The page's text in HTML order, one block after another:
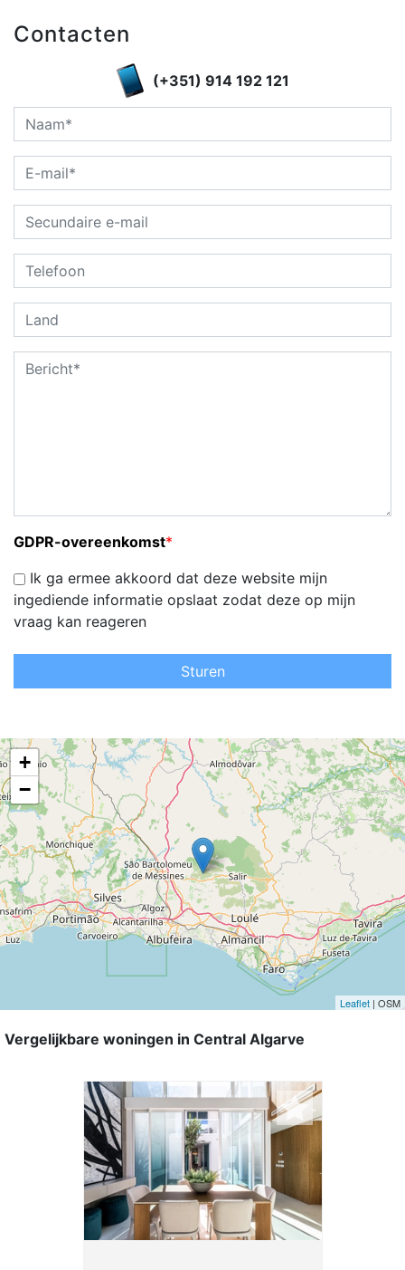
Contacten
(+351) 914 192 121
GDPR-overeenkomst*
Ik ga ermee akkoord dat deze website mijn
ingediende informatie opslaat zodat deze op mijn
vraag kan reageren
Sturen
+
−
Leaflet | OSM
Vergelijkbare woningen in Central Algarve